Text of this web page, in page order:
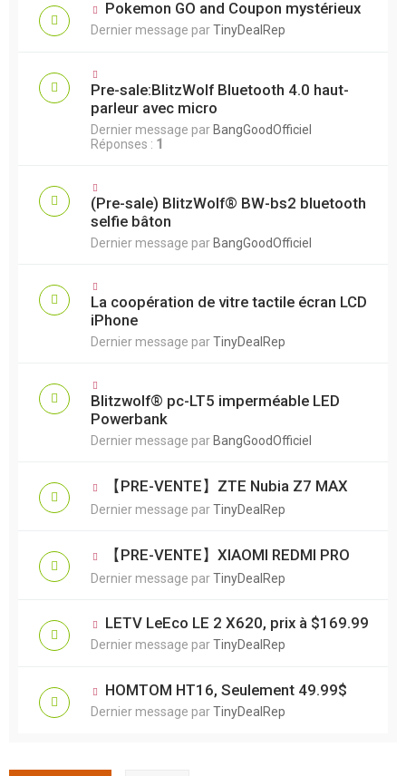
Pokemon GO and Coupon mystérieux
Dernier message parTinyDealRep
Pre-sale:BlitzWolf Bluetooth 4.0 haut-
parleur avec micro
Dernier message par BangGoodOfficiel
Réponses : 1
(Pre-sale) BlitzWolf® BW-bs2 bluetooth
selfie bâton
Dernier message par BangGoodOfficiel
La coopération de vitre tactile écran LCD
iPhone
Dernier message parTinyDealRep
Blitzwolf® pc-LT5 imperméable LED
Powerbank
Dernier message par BangGoodOfficiel
【PRE-VENTE】ZTE Nubia Z7 MAX
Dernier message parTinyDealRep
【PRE-VENTE】XIAOMI REDMI PRO
Dernier message parTinyDealRep
LETV LeEco LE 2 X620, prix à $169.99
Dernier message parTinyDealRep
HOMTOM HT16, Seulement 49.99$
Dernier message parTinyDealRep